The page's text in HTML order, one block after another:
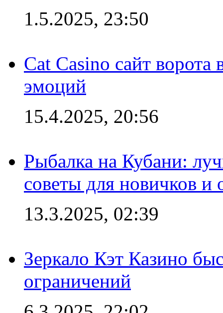
1.5.2025, 23:50
Cat Casino сайт
эмоций
15.4.2025, 20:56
Рыбалка на Кубани:
советы для новичков
13.3.2025, 02:39
Зеркало Кэт Казино
ограничений